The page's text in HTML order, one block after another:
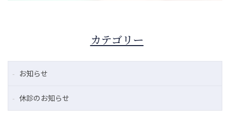
カテゴリー
お知らせ
休診のお知らせ